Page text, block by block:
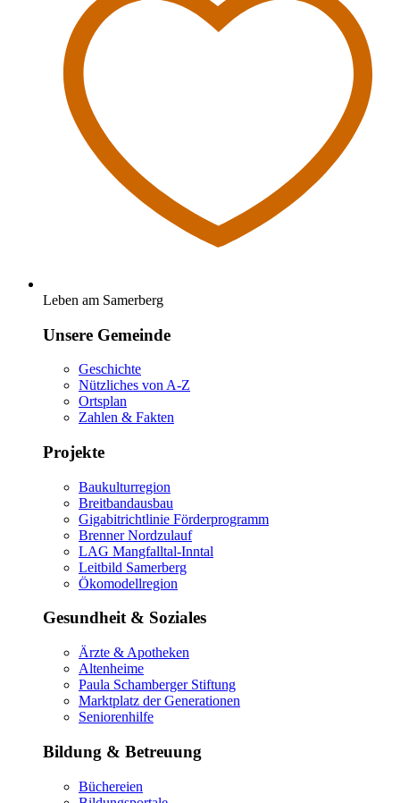
Leben am Samerberg
Unsere Gemeinde
Geschichte
Nützliches von A-Z
Ortsplan
Zahlen & Fakten
Projekte
Baukulturregion
Breitbandausbau
Gigabitrichtlinie Förderprogramm
Brenner Nordzulauf
LAG Mangfalltal-Inntal
Leitbild Samerberg
Ökomodellregion
Gesundheit & Soziales
Ärzte & Apotheken
Altenheime
Paula Schamberger Stiftung
Marktplatz der Generationen
Seniorenhilfe
Bildung & Betreuung
Büchereien